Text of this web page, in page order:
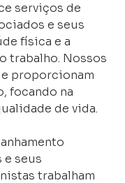
serviços de
e seus
física e a
trabalho. Nossos
proporcionam
focando na
de vida.
seus
trabalham